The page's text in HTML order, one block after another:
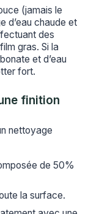
(jamais le
d’eau chaude et
des
gras. Si la
et d’eau
fort.
finition
nettoyage
de 50%
la surface.